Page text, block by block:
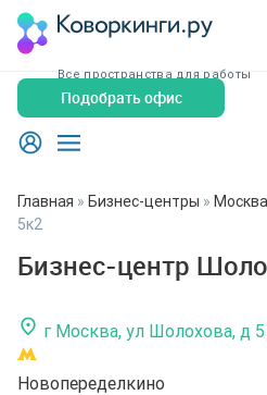
Все пространства для работы
Подобрать офис
Главная » Бизнес-центры » Москва
5к2
Бизнес-центр
г Москва, ул Шолохова, д
Новопеределкино